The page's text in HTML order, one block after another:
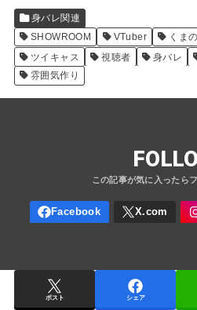
身バレ関連
SHOWROOM
VTuber
くま
ツイキャス
視聴者 身バレ
雰囲気作り
ポスト シェア